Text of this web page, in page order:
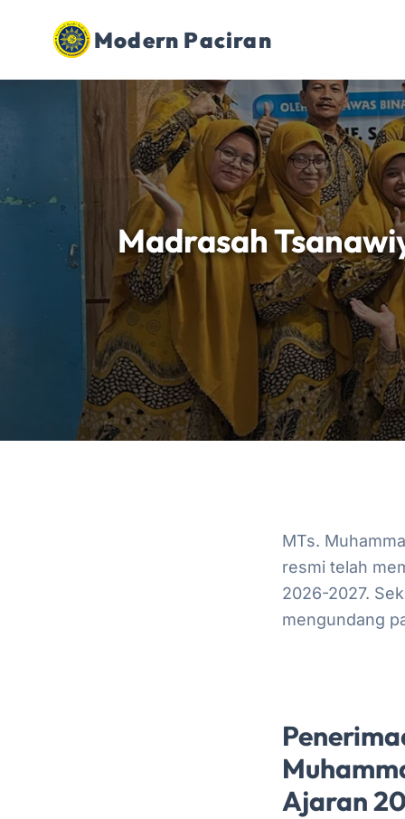
Modern Paciran
Madrasah
MTs.
resmi telah
2026-2027.
mengundang
Ajaran